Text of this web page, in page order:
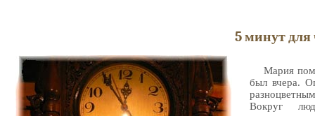
5 минут для
Мария
был вчера.
Вокруг